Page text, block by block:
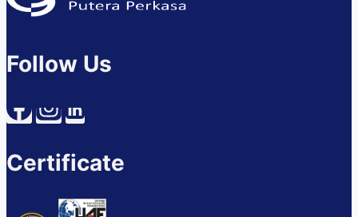
Follow Us
Certificate